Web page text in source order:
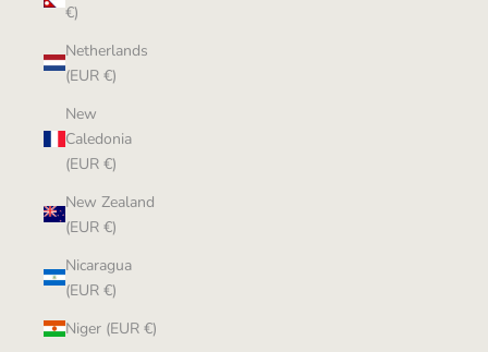
€)
Netherlands
(EUR €)
New
Caledonia
(EUR €)
New Zealand
(EUR €)
Nicaragua
(EUR €)
Niger (EUR €)